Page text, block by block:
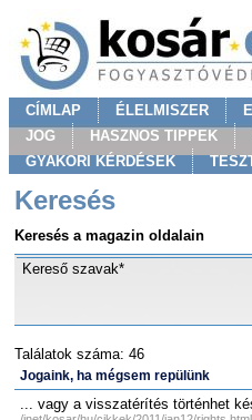
CÍMLAP ÉLELMISZER
JOG
HASZNOS TIPPEK
GYAKORI KÉRDÉSEK
Keresés
Keresés a magazin oldalain
Kereső szavak*
Találatok száma: 46
Jogaink, ha mégsem repülünk
... vagy a visszatérítés történhet